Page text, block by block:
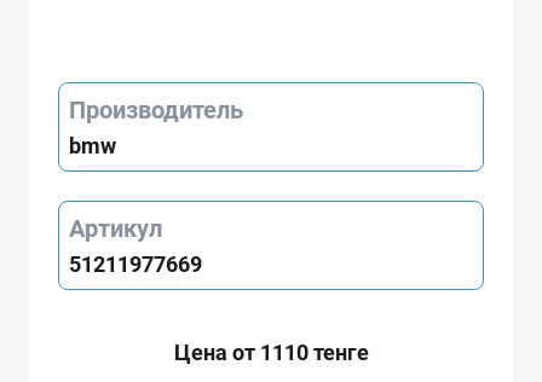
Производитель
bmw
Артикул
51211977669
Цена от 1110 тенге